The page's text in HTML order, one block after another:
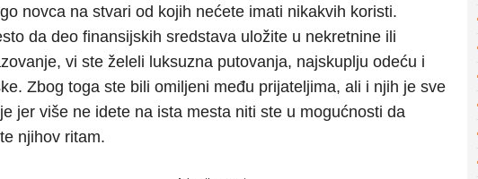
novca na stvari od kojih nećete imati nikakvih koristi.
da deo finansijskih sredstava uložite u nekretnine ili
vi ste želeli luksuzna putovanja, najskuplju odeću i
Zbog toga ste bili omiljeni među prijateljima, ali i njih je sve
jer više ne idete na ista mesta niti ste u mogućnosti da
njihov ritam.